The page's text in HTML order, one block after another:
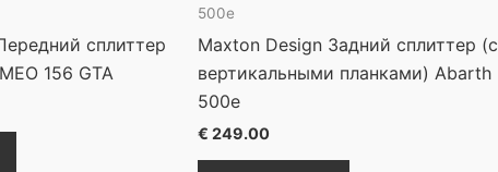
сплиттер
156 GTA
500e
Maxton Design Задний сплиттер (с
вертикальными планками) Abarth
500e
€ 249.00